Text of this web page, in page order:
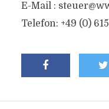
E-Mail :
Telefon: +49 (0)